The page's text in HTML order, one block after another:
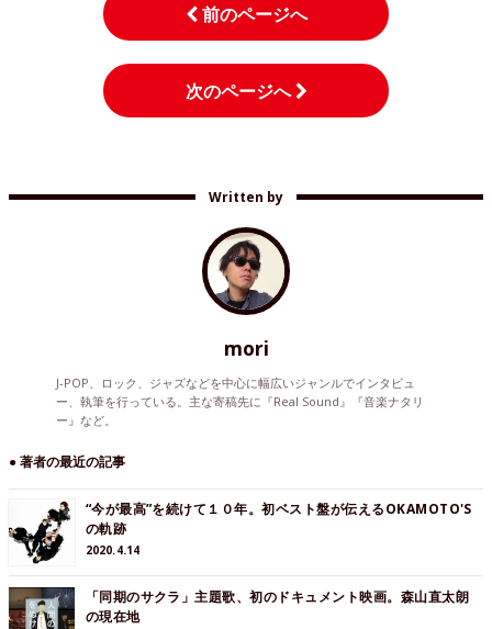
前のページへ
次のページへ
Written by
mori
J-POP、ロック、ジャズなどを中心に幅広いジャンルでインタビュ
ー、執筆を行っている。主な寄稿先に『Real Sound』『音楽ナタリ
ー』など。
● 著者の最近の記事
“今が最高”を続けて１０年。初ベスト盤が伝えるOKAMOTO'S
の軌跡
2020.4.14
「同期のサクラ」主題歌、初のドキュメント映画。森山直太朗
の現在地